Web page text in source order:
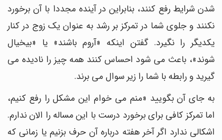
شدن شرایط رفع کنند، بنابراین در آینده مجددا با آن برخورد
نکنند و جلوی شما در تمرکز بر رشد به عنوان یک زوج در کنار
یکدیگر را نگیرد. گفتن اینکه «آروم باشند» یا «بیخیال
شوند»، باعث می شود احساس کنند همه چیز را نادیده می
گیرید و رابطه با شما را زیر سوال می برند.
به جای آن بگویید «منم می خوام این مشکل را رفع کنیم،
اما تمرکز کافی برای برخورد درست با این مساله را الان ندارم.
اشکالی ندارد اگر آخر هفته درباره آن حرف بزنیم یا زمانی که